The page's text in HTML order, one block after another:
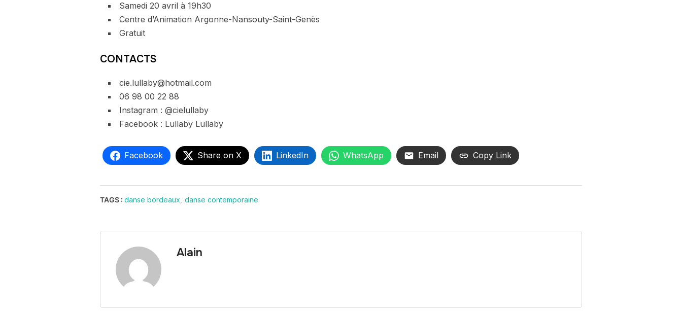
Samedi 20 avril à 19h30
Centre d’Animation Argonne-Nansouty-Saint-Genès
Gratuit
CONTACTS
cie.lullaby@hotmail.com
06 98 00 22 88
Instagram : @cielullaby
Facebook : Lullaby Lullaby
Facebook Share on X LinkedIn WhatsApp Email Copy Link
TAGS : danse bordeaux danse contemporaine
Alain